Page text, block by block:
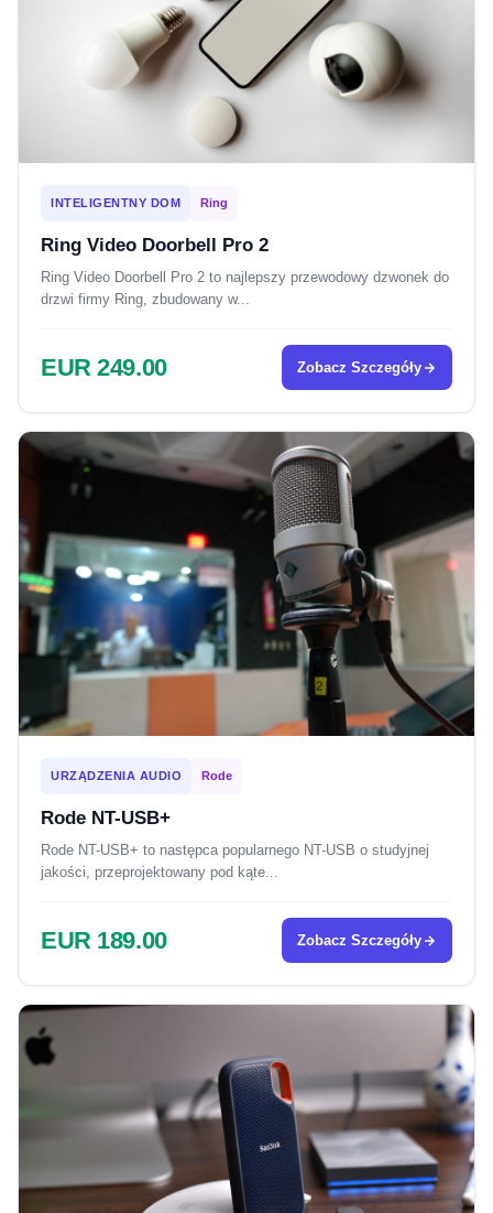
INTELIGENTNY DOM Ring
Ring Video Doorbell Pro 2
Ring Video Doorbell Pro 2 to najlepszy przewodowy dzwonek do
drzwi firmy Ring, zbudowany w...
EUR 249.00 Zobacz Szczegóły
URZĄDZENIA AUDIO Rode
Rode NT-USB+
Rode NT-USB+ to następca popularnego NT-USB o studyjnej
jakości, przeprojektowany pod kąte...
EUR 189.00 Zobacz Szczegóły